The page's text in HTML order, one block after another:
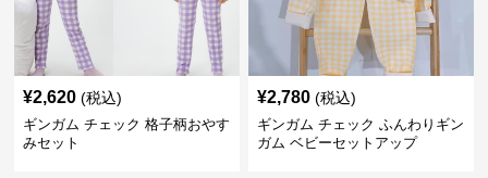
¥2,620 (税込)
ギンガム チェック 格子柄おやす
みセット
¥2,780 (税込)
ギンガム チェック ふんわりギン
ガム ベビーセットアップ